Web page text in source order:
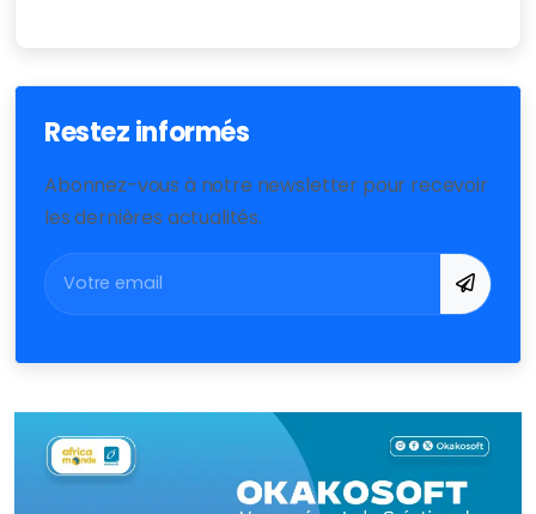
Restez informés
Abonnez-vous à notre newsletter pour recevoir
les dernières actualités.